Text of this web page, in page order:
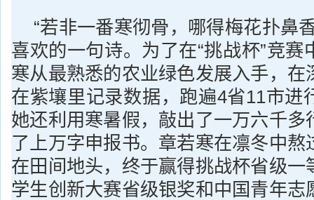
“若非一番寒彻骨，哪得梅花扑鼻
喜欢的一句诗。为了在“挑战杯”竞赛
寒从最熟悉的农业绿色发展入手，在
在紫壤里记录数据，跑遍4省11市进
她还利用寒暑假，敲出了一万六千多
了上万字申报书。章若寒在凛冬中熬
在田间地头，终于赢得挑战杯省级一
学生创新大赛省级银奖和中国青年志